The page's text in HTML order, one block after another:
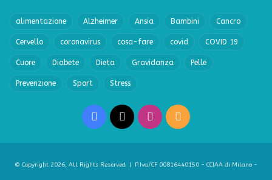
alimentazione Alzheimer Ansia Bambini Cancro
Cervello coronavirus cosa-fare covid COVID 19
Cuore Diabete Dieta Gravidanza Pelle
Prevenzione Sport Stress
Facebook Instagram
RSS
© Copyright 2026, All Rights Reserved | P.Iva/CF 00816440150 - CCIAA di Milano -